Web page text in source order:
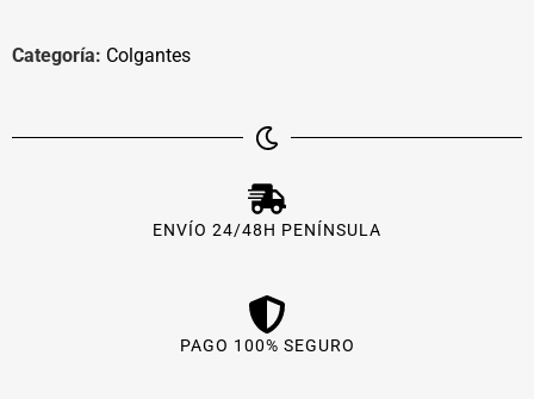
Categoría: Colgantes
ENVÍO 24/48H PENÍNSULA
PAGO 100% SEGURO